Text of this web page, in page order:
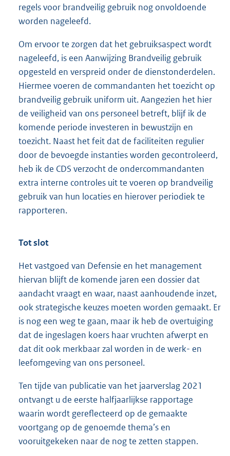
regels voor brandveilig gebruik nog onvoldoende
worden nageleefd.
Om ervoor te zorgen dat het gebruiksaspect wordt
nageleefd, is een Aanwijzing Brandveilig gebruik
opgesteld en verspreid onder de dienstonderdelen.
Hiermee voeren de commandanten het toezicht op
brandveilig gebruik uniform uit. Aangezien het hier
de veiligheid van ons personeel betreft, blijf ik de
komende periode investeren in bewustzijn en
toezicht. Naast het feit dat de faciliteiten regulier
door de bevoegde instanties worden gecontroleerd,
heb ik de CDS verzocht de ondercommandanten
extra interne controles uit te voeren op brandveilig
gebruik van hun locaties en hierover periodiek te
rapporteren.
Tot slot
Het vastgoed van Defensie en het management
hiervan blijft de komende jaren een dossier dat
aandacht vraagt en waar, naast aanhoudende inzet,
ook strategische keuzes moeten worden gemaakt. Er
is nog een weg te gaan, maar ik heb de overtuiging
dat de ingeslagen koers haar vruchten afwerpt en
dat dit ook merkbaar zal worden in de werk- en
leefomgeving van ons personeel.
Ten tijde van publicatie van het jaarverslag 2021
ontvangt u de eerste halfjaarlijkse rapportage
waarin wordt gereflecteerd op de gemaakte
voortgang op de genoemde thema’s en
vooruitgekeken naar de nog te zetten stappen.